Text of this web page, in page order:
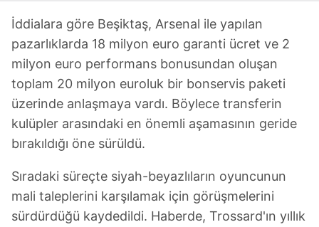
İddialara göre Beşiktaş, Arsenal ile yapılan
pazarlıklarda 18 milyon euro garanti ücret ve 2
milyon euro performans bonusundan oluşan
toplam 20 milyon euroluk bir bonservis paketi
üzerinde anlaşmaya vardı. Böylece transferin
kulüpler arasındaki en önemli aşamasının geride
bırakıldığı öne sürüldü.
Sıradaki süreçte siyah-beyazlıların oyuncunun
mali taleplerini karşılamak için görüşmelerini
sürdürdüğü kaydedildi. Haberde, Trossard'ın yıllık